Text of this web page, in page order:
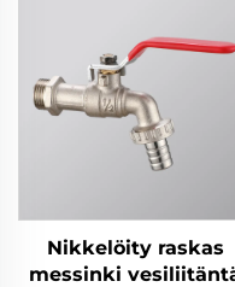
Nikkelöity raskas
messinki